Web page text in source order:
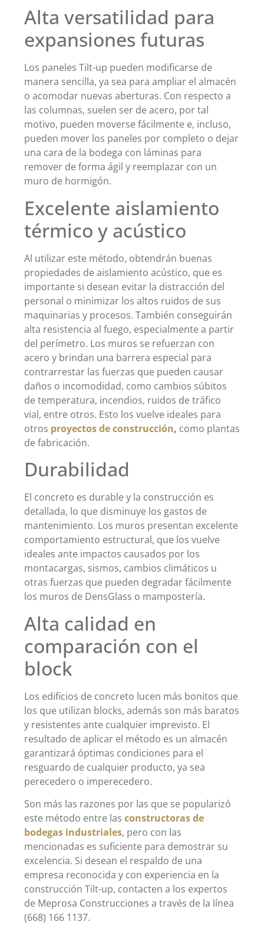
Alta versatilidad para
expansiones futuras
Los paneles Tilt-up pueden modificarse de
manera sencilla, ya sea para ampliar el almacén
o acomodar nuevas aberturas. Con respecto a
las columnas, suelen ser de acero, por tal
motivo, pueden moverse fácilmente e, incluso,
pueden mover los paneles por completo o dejar
una cara de la bodega con láminas para
remover de forma ágil y reemplazar con un
muro de hormigón.
Excelente aislamiento
térmico y acústico
Al utilizar este método, obtendrán buenas
propiedades de aislamiento acústico, que es
importante si desean evitar la distracción del
personal o minimizar los altos ruidos de sus
maquinarias y procesos. También conseguirán
alta resistencia al fuego, especialmente a partir
del perímetro. Los muros se refuerzan con
acero y brindan una barrera especial para
contrarrestar las fuerzas que pueden causar
daños o incomodidad, como cambios súbitos
de temperatura, incendios, ruidos de tráfico
vial, entre otros. Esto los vuelve ideales para
otros proyectos de construcción, como plantas
de fabricación.
Durabilidad
El concreto es durable y la construcción es
detallada, lo que disminuye los gastos de
mantenimiento. Los muros presentan excelente
comportamiento estructural, que los vuelve
ideales ante impactos causados por los
montacargas, sismos, cambios climáticos u
otras fuerzas que pueden degradar fácilmente
los muros de DensGlass o mampostería.
Alta calidad en
comparación con el
block
Los edificios de concreto lucen más bonitos que
los que utilizan blocks, además son más baratos
y resistentes ante cualquier imprevisto. El
resultado de aplicar el método es un almacén
garantizará óptimas condiciones para el
resguardo de cualquier producto, ya sea
perecedero o imperecedero.
Son más las razones por las que se popularizó
este método entre las constructoras de
bodegas industriales, pero con las
mencionadas es suficiente para demostrar su
excelencia. Si desean el respaldo de una
empresa reconocida y con experiencia en la
construcción Tilt-up, contacten a los expertos
de Meprosa Construcciones a través de la línea
(668) 166 1137.